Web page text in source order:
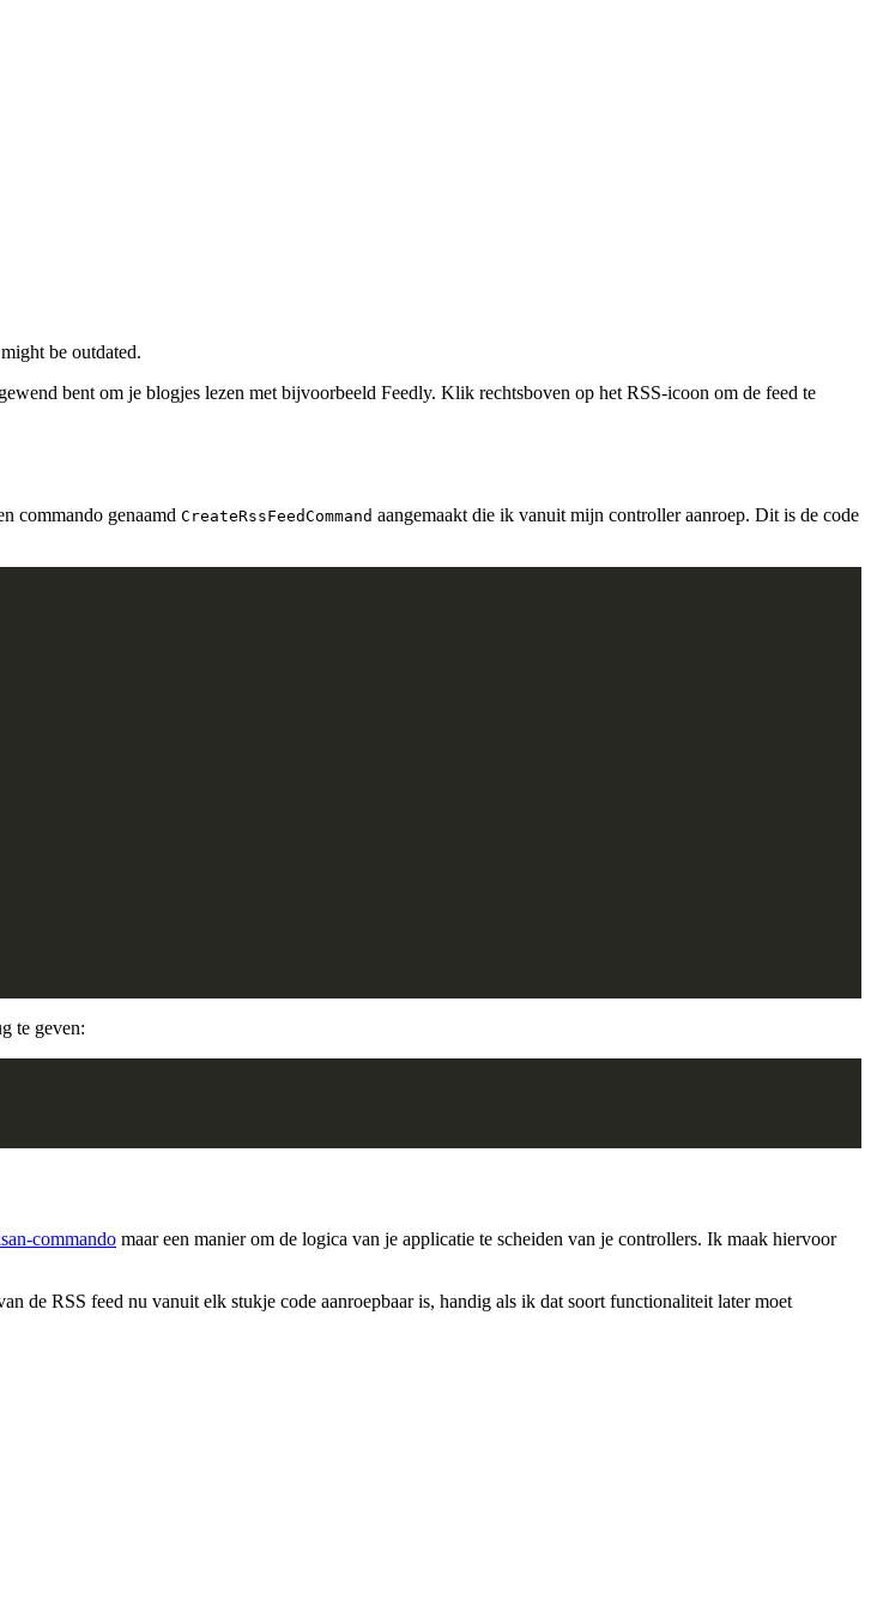
be outdated.
bent om je blogjes lezen met bijvoorbeeld Feedly. Klik rechtsboven op het RSS-icoon om de feed te
commando genaamd CreateRssFeedCommand aangemaakt die ik vanuit mijn controller aanroep. Dit is de code
te geven:
commando maar een manier om de logica van je applicatie te scheiden van je controllers. Ik maak hiervoor
de RSS feed nu vanuit elk stukje code aanroepbaar is, handig als ik dat soort functionaliteit later moet